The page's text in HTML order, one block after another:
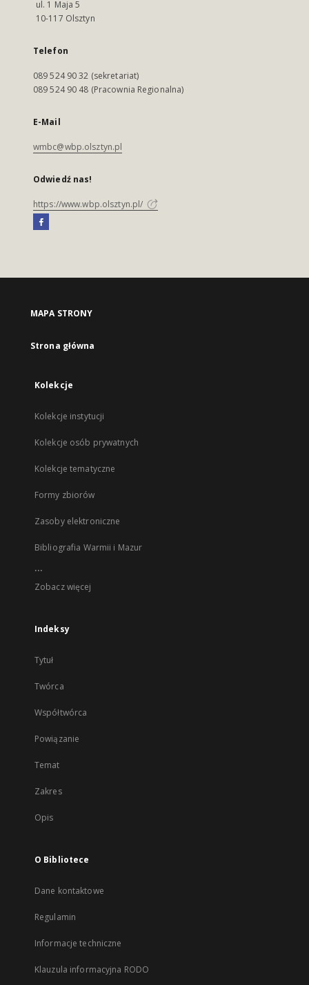
ul. 1 Maja 5
10-117 Olsztyn
Telefon
089 524 90 32 (sekretariat)
089 524 90 48 (Pracownia Regionalna)
E-Mail
wmbc@wbp.olsztyn.pl
Odwiedź nas!
https://www.wbp.olsztyn.pl/
MAPA STRONY
Strona główna
Kolekcje
Kolekcje instytucji
Kolekcje osób prywatnych
Kolekcje tematyczne
Formy zbiorów
Zasoby elektroniczne
Bibliografia Warmii i Mazur
...
Zobacz więcej
Indeksy
Tytuł
Twórca
Współtwórca
Powiązanie
Temat
Zakres
Opis
O Bibliotece
Dane kontaktowe
Regulamin
Informacje techniczne
Klauzula informacyjna RODO